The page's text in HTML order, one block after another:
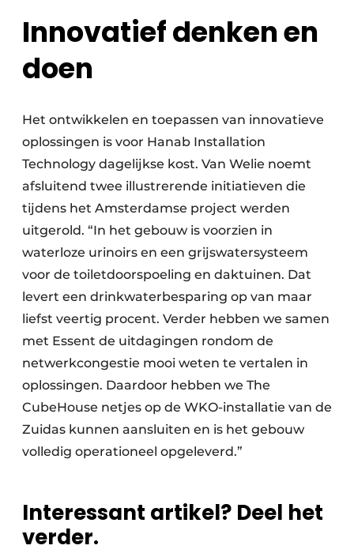
Innovatief denken en
doen
Het ontwikkelen en toepassen van innovatieve
oplossingen is voor Hanab Installation
Technology dagelijkse kost. Van Welie noemt
afsluitend twee illustrerende initiatieven die
tijdens het Amsterdamse project werden
uitgerold. “In het gebouw is voorzien in
waterloze urinoirs en een grijswatersysteem
voor de toiletdoorspoeling en daktuinen. Dat
levert een drinkwaterbesparing op van maar
liefst veertig procent. Verder hebben we samen
met Essent de uitdagingen rondom de
netwerkcongestie mooi weten te vertalen in
oplossingen. Daardoor hebben we The
CubeHouse netjes op de WKO-installatie van de
Zuidas kunnen aansluiten en is het gebouw
volledig operationeel opgeleverd.”
Interessant artikel? Deel het
verder.